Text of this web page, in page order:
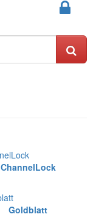
ChannelLock
Goldblatt